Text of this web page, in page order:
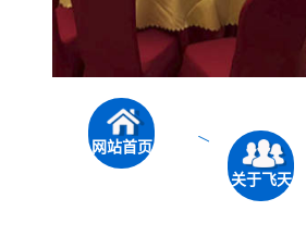
网站首页
关于飞天